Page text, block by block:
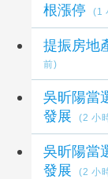
根漲停
(1
前)
吳昕陽當
發展
(2 小
吳昕陽當
發展
(2 小